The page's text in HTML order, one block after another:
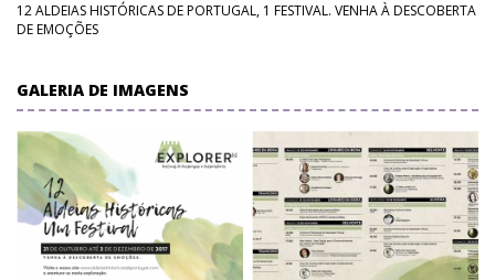
12 ALDEIAS HISTÓRICAS DE PORTUGAL, 1 FESTIVAL. VENHA À DESCOBERTA
DE EMOÇÕES
GALERIA DE IMAGENS